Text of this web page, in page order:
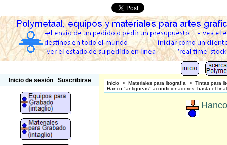
Inicio de sesión Suscribirse Inicio > Materiales para litografía > Tintas para
Hanco "antigueas" acondicionadores, hasta el